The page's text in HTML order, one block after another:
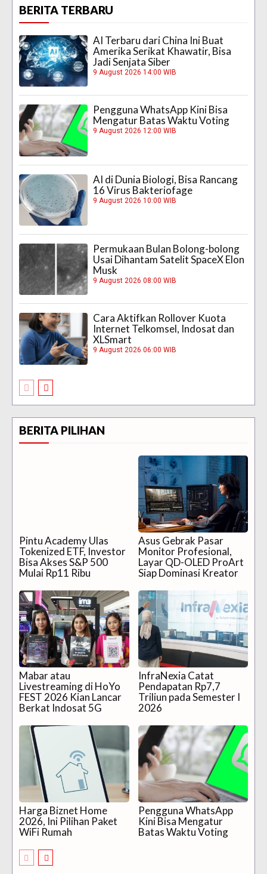
BERITA TERBARU
AI Terbaru dari China Ini Buat
Amerika Serikat Khawatir, Bisa
Jadi Senjata Siber
9 August 2026 14:00 WIB
Pengguna WhatsApp Kini Bisa
Mengatur Batas Waktu Voting
9 August 2026 12:00 WIB
AI di Dunia Biologi, Bisa Rancang
16 Virus Bakteriofage
9 August 2026 10:00 WIB
Permukaan Bulan Bolong-bolong
Usai Dihantam Satelit SpaceX Elon
Musk
9 August 2026 08:00 WIB
Cara Aktifkan Rollover Kuota
Internet Telkomsel, Indosat dan
XLSmart
9 August 2026 06:00 WIB
BERITA PILIHAN
Pintu Academy Ulas
Tokenized ETF, Investor
Bisa Akses S&P 500
Mulai Rp11 Ribu
Asus Gebrak Pasar
Monitor Profesional,
Layar QD-OLED ProArt
Siap Dominasi Kreator
Mabar atau
Livestreaming di HoYo
FEST 2026 Kian Lancar
Berkat Indosat 5G
InfraNexia Catat
Pendapatan Rp7,7
Triliun pada Semester I
2026
Harga Biznet Home
2026, Ini Pilihan Paket
WiFi Rumah
Pengguna WhatsApp
Kini Bisa Mengatur
Batas Waktu Voting